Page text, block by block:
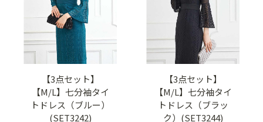
【3点セット】
【M/L】七分袖タイ
トドレス（ブルー）
(SET3242)
【3点セット】
【M/L】七分袖タイ
トドレス（ブラッ
ク）(SET3244)